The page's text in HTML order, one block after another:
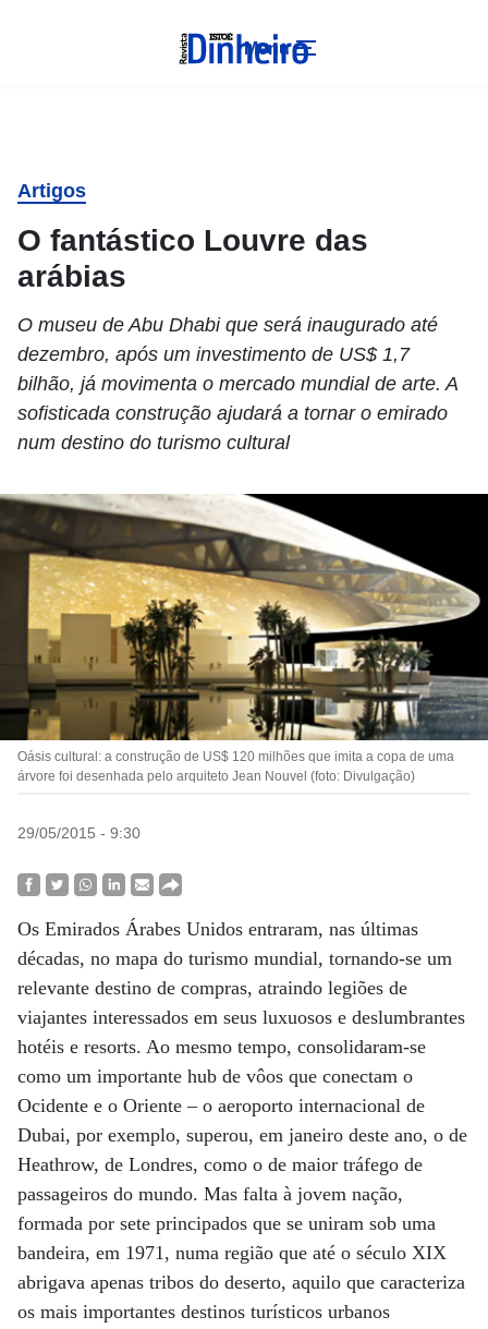
Menu
Artigos
O fantástico Louvre das
arábias
O museu de Abu Dhabi que será inaugurado até
dezembro, após um investimento de US$ 1,7
bilhão, já movimenta o mercado mundial de arte. A
sofisticada construção ajudará a tornar o emirado
num destino do turismo cultural
Oásis cultural: a construção de US$ 120 milhões que imita a copa de uma
árvore foi desenhada pelo arquiteto Jean Nouvel (foto: Divulgação)
29/05/2015 - 9:30
Os Emirados Árabes Unidos entraram, nas últimas
décadas, no mapa do turismo mundial, tornando-se um
relevante destino de compras, atraindo legiões de
viajantes interessados em seus luxuosos e deslumbrantes
hotéis e resorts. Ao mesmo tempo, consolidaram-se
como um importante hub de vôos que conectam o
Ocidente e o Oriente – o aeroporto internacional de
Dubai, por exemplo, superou, em janeiro deste ano, o de
Heathrow, de Londres, como o de maior tráfego de
passageiros do mundo. Mas falta à jovem nação,
formada por sete principados que se uniram sob uma
bandeira, em 1971, numa região que até o século XIX
abrigava apenas tribos do deserto, aquilo que caracteriza
os mais importantes destinos turísticos urbanos